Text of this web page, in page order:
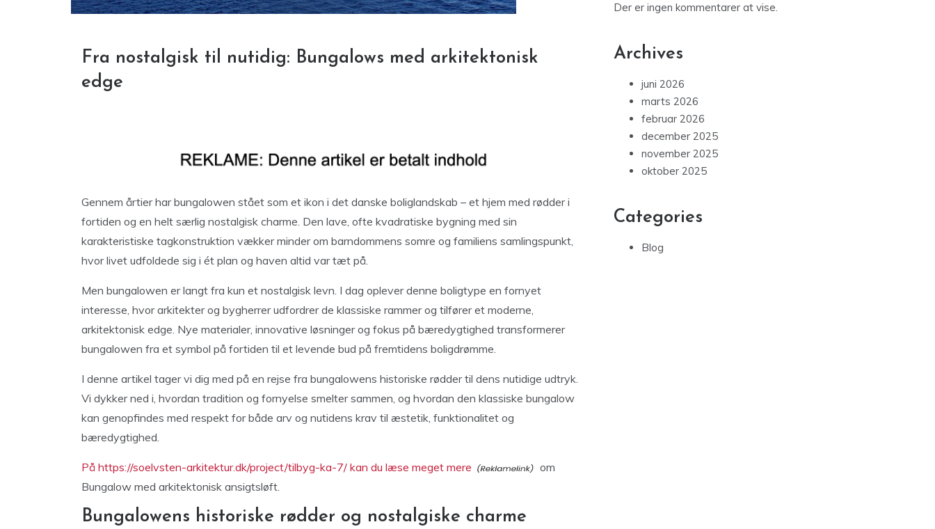
Fra nostalgisk til nutidig: Bungalows med arkitektonisk
edge
Gennem årtier har bungalowen stået som et ikon i det danske boliglandskab – et hjem med rødder i
fortiden og en helt særlig nostalgisk charme. Den lave, ofte kvadratiske bygning med sin
karakteristiske tagkonstruktion vækker minder om barndommens somre og familiens samlingspunkt,
hvor livet udfoldede sig i ét plan og haven altid var tæt på.
Men bungalowen er langt fra kun et nostalgisk levn. I dag oplever denne boligtype en fornyet
interesse, hvor arkitekter og bygherrer udfordrer de klassiske rammer og tilfører et moderne,
arkitektonisk edge. Nye materialer, innovative løsninger og fokus på bæredygtighed transformerer
bungalowen fra et symbol på fortiden til et levende bud på fremtidens boligdrømme.
I denne artikel tager vi dig med på en rejse fra bungalowens historiske rødder til dens nutidige udtryk.
Vi dykker ned i, hvordan tradition og fornyelse smelter sammen, og hvordan den klassiske bungalow
kan genopfindes med respekt for både arv og nutidens krav til æstetik, funktionalitet og
bæredygtighed.
På https://soelvsten-arkitektur.dk/project/tilbyg-ka-7/ kan du læse meget mere
om
Bungalow med arkitektonisk ansigtsløft.
Bungalowens historiske rødder og nostalgiske charme
Der er ingen kommentarer at vise.
Archives
juni 2026
marts 2026
februar 2026
december 2025
november 2025
oktober 2025
Categories
Blog